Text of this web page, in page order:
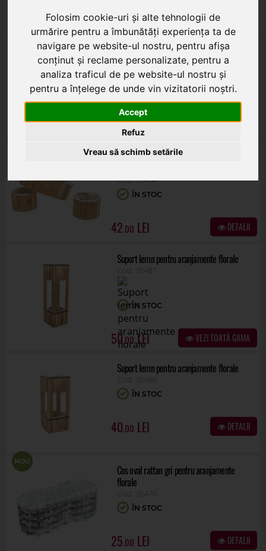
Folosim cookie-uri și alte tehnologii de
urmărire pentru a îmbunătăți experiența ta de
navigare pe website-ul nostru, pentru afișa
conținut și reclame personalizate, pentru a
analiza traficul de pe website-ul nostru și
pentru a înțelege de unde vin vizitatorii noștri.
Accept
Refuz
Vreau să schimb setările
25.00
Cos patrat lemn pentru aranjamente florale
35485
ÎN STOC
15.00
Cos oval lemn pentru aranjamente florale
35484
ÎN STOC
42.00 DETALII
Suport lemn pentru aranjamente florale
ÎN STOC
50.00 VEZI TOATĂ GAMA
Suport lemn pentru aranjamente florale
ÎN STOC
40.00 DETALII
NOU
Cos oval rattan gri pentru aranjamente
florale
ÎN STOC
25.00 DETALII